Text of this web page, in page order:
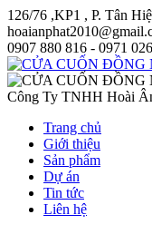
126/76 ,KP1 , P. Tân
0907 880 816 - 0971
Công Ty TNHH Hoài
Trang chủ
Giới thiệu
Sản phẩm
Dự án
Tin tức
Liên hệ